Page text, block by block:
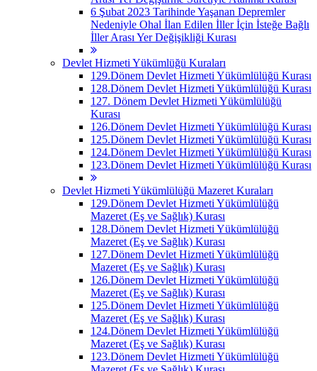
6 Şubat 2023 Tarihinde Yaşanan Depremler
Nedeniyle Ohal İlan Edilen İller İçin İsteğe Bağlı
İller Arası Yer Değişikliği Kurası
Devlet Hizmeti Yükümlüğü Kuraları
129.Dönem Devlet Hizmeti Yükümlülüğü Kurası
128.Dönem Devlet Hizmeti Yükümlülüğü Kurası
127. Dönem Devlet Hizmeti Yükümlülüğü
Kurası
126.Dönem Devlet Hizmeti Yükümlülüğü Kurası
125.Dönem Devlet Hizmeti Yükümlülüğü Kurası
124.Dönem Devlet Hizmeti Yükümlülüğü Kurası
123.Dönem Devlet Hizmeti Yükümlülüğü Kurası
Devlet Hizmeti Yükümlülüğü Mazeret Kuraları
129.Dönem Devlet Hizmeti Yükümlülüğü
Mazeret (Eş ve Sağlık) Kurası
128.Dönem Devlet Hizmeti Yükümlülüğü
Mazeret (Eş ve Sağlık) Kurası
127.Dönem Devlet Hizmeti Yükümlülüğü
Mazeret (Eş ve Sağlık) Kurası
126.Dönem Devlet Hizmeti Yükümlülüğü
Mazeret (Eş ve Sağlık) Kurası
125.Dönem Devlet Hizmeti Yükümlülüğü
Mazeret (Eş ve Sağlık) Kurası
124.Dönem Devlet Hizmeti Yükümlülüğü
Mazeret (Eş ve Sağlık) Kurası
123.Dönem Devlet Hizmeti Yükümlülüğü